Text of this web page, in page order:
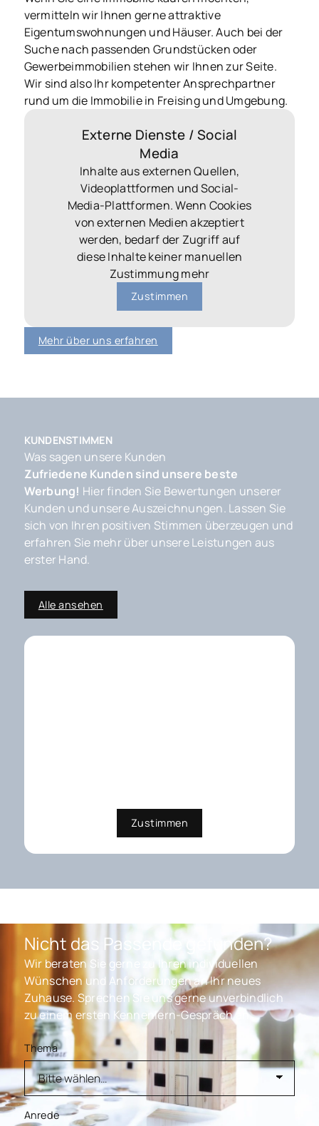
vermitteln wir Ihnen gerne attraktive
Eigentumswohnungen und Häuser. Auch bei der
Suche nach passenden Grundstücken oder
Gewerbeimmobilien stehen wir Ihnen zur Seite.
Wir sind also Ihr kompetenter Ansprechpartner
rund um die Immobilie in Freising und Umgebung.
Externe Dienste / Social
Media
Inhalte aus externen Quellen,
Videoplattformen und Social-
Media-Plattformen. Wenn Cookies
von externen Medien akzeptiert
werden, bedarf der Zugriff auf
diese Inhalte keiner manuellen
Zustimmung mehr
Zustimmen
Mehr über uns erfahren
KUNDENSTIMMEN
Was sagen unsere Kunden
Zufriedene Kunden sind unsere beste
Werbung! Hier finden Sie Bewertungen unserer
Kunden und unsere Auszeichnungen. Lassen Sie
sich von Ihren positiven Stimmen überzeugen und
erfahren Sie mehr über unsere Leistungen aus
erster Hand.
Alle ansehen
Zustimmen
Nicht das Passende gefunden?
Wir beraten Sie gerne zu Ihren individuellen
Wünschen und Anforderungen an Ihr neues
Zuhause. Sprechen Sie uns gerne unverbindlich
zu einem ersten Kennenlern-Gespräch an.
Thema
Anrede